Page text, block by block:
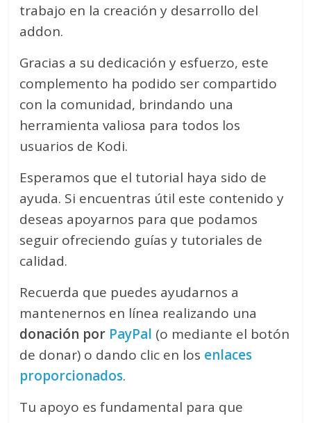
trabajo en la creación y desarrollo del
addon.
Gracias a su dedicación y esfuerzo, este
complemento ha podido ser compartido
con la comunidad, brindando una
herramienta valiosa para todos los
usuarios de Kodi.
Esperamos que el tutorial haya sido de
ayuda. Si encuentras útil este contenido y
deseas apoyarnos para que podamos
seguir ofreciendo guías y tutoriales de
calidad.
Recuerda que puedes ayudarnos a
mantenernos en línea realizando una
donación por PayPal (o mediante el botón
de donar) o dando clic en los enlaces
proporcionados.
Tu apoyo es fundamental para que